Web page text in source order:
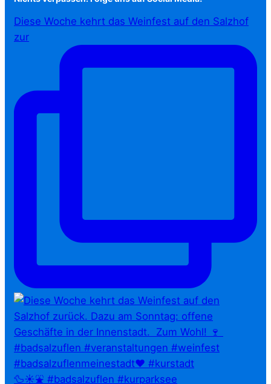
Diese Woche kehrt das Weinfest auf den Salzhof
zur
🦆☀️⛲ #badsalzuflen #kurparksee